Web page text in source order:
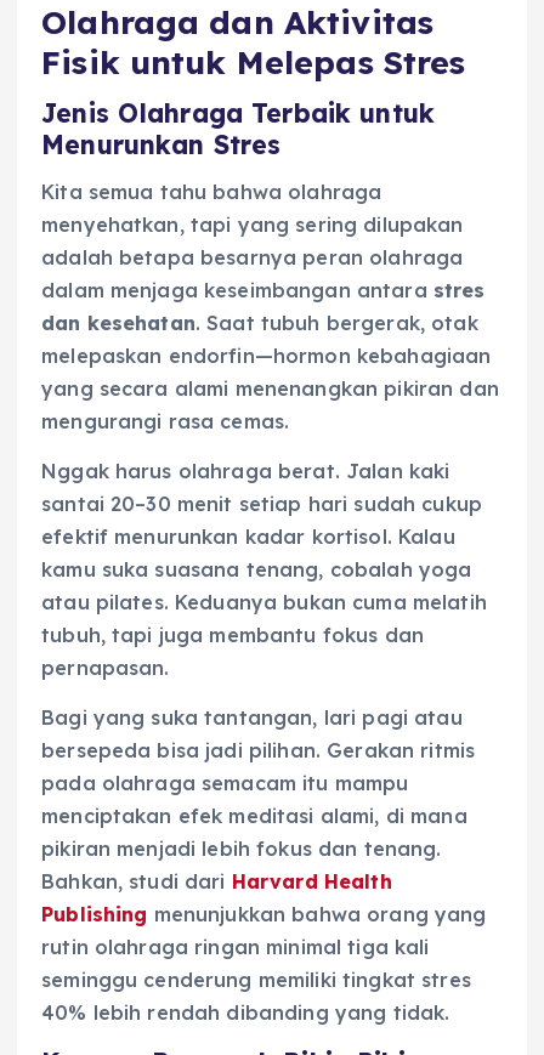
Olahraga dan Aktivitas
Fisik untuk Melepas Stres
Jenis Olahraga Terbaik untuk
Menurunkan Stres
Kita semua tahu bahwa olahraga
menyehatkan, tapi yang sering dilupakan
adalah betapa besarnya peran olahraga
dalam menjaga keseimbangan antara stres
dan kesehatan. Saat tubuh bergerak, otak
melepaskan endorfin—hormon kebahagiaan
yang secara alami menenangkan pikiran dan
mengurangi rasa cemas.
Nggak harus olahraga berat. Jalan kaki
santai 20–30 menit setiap hari sudah cukup
efektif menurunkan kadar kortisol. Kalau
kamu suka suasana tenang, cobalah yoga
atau pilates. Keduanya bukan cuma melatih
tubuh, tapi juga membantu fokus dan
pernapasan.
Bagi yang suka tantangan, lari pagi atau
bersepeda bisa jadi pilihan. Gerakan ritmis
pada olahraga semacam itu mampu
menciptakan efek meditasi alami, di mana
pikiran menjadi lebih fokus dan tenang.
Bahkan, studi dari Harvard Health
Publishing menunjukkan bahwa orang yang
rutin olahraga ringan minimal tiga kali
seminggu cenderung memiliki tingkat stres
40% lebih rendah dibanding yang tidak.